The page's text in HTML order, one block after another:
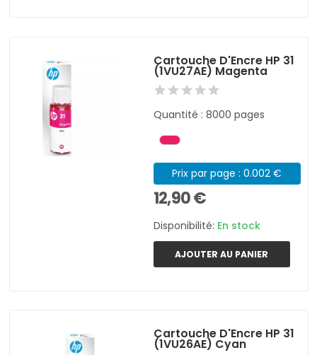
Cartouche D'Encre HP 31
(1VU27AE) Magenta
Quantité : 8000 pages
Prix par page : 0.002 €
12,90 €
Disponibilité: En stock
AJOUTER AU PANIER
Cartouche D'Encre HP 31
(1VU26AE) Cyan